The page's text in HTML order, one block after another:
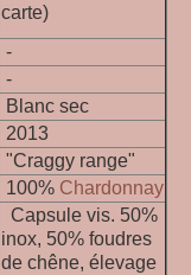
carte)
-
-
Blanc sec
2013
"Craggy range"
100% Chardonnay
Capsule vis. 50%
inox, 50% foudres
de chêne, élevage